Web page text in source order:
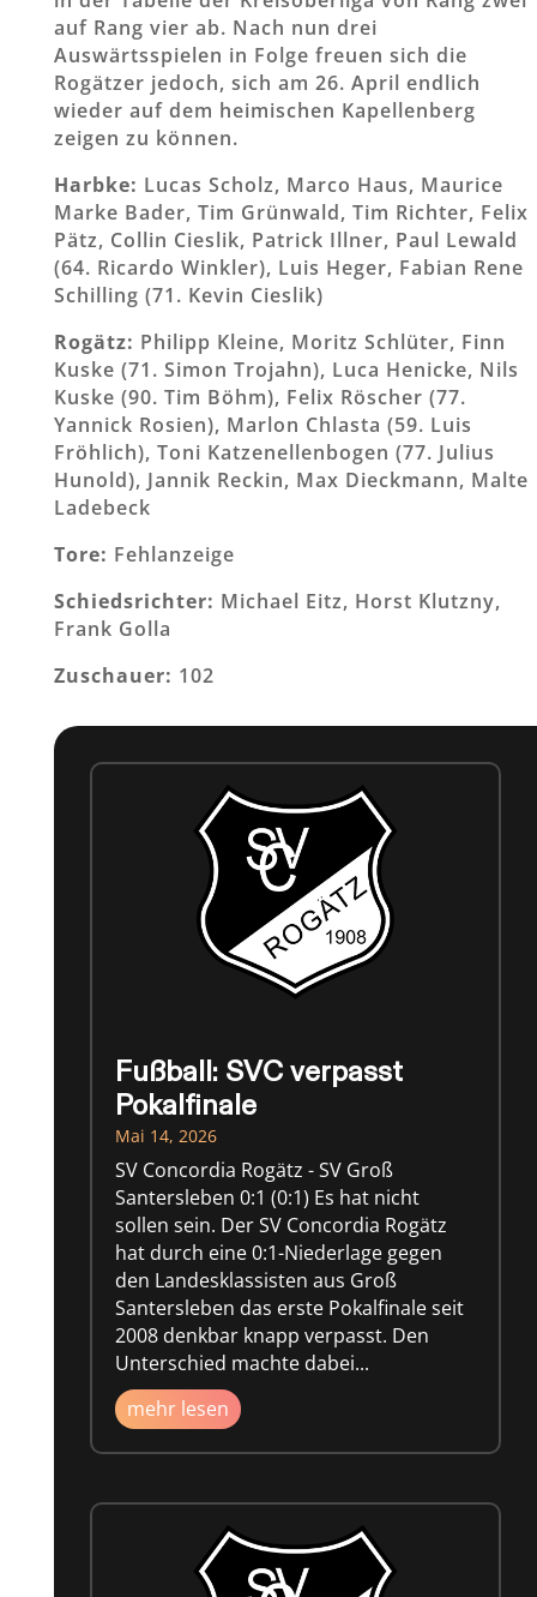
auf Rang vier ab. Nach nun drei
Auswärtsspielen in Folge freuen sich die
Rogätzer jedoch, sich am 26. April endlich
wieder auf dem heimischen Kapellenberg
zeigen zu können.
Harbke: Lucas Scholz, Marco Haus, Maurice
Marke Bader, Tim Grünwald, Tim Richter, Felix
Pätz, Collin Cieslik, Patrick Illner, Paul Lewald
(64. Ricardo Winkler), Luis Heger, Fabian Rene
Schilling (71. Kevin Cieslik)
Rogätz: Philipp Kleine, Moritz Schlüter, Finn
Kuske (71. Simon Trojahn), Luca Henicke, Nils
Kuske (90. Tim Böhm), Felix Röscher (77.
Yannick Rosien), Marlon Chlasta (59. Luis
Fröhlich), Toni Katzenellenbogen (77. Julius
Hunold), Jannik Reckin, Max Dieckmann, Malte
Ladebeck
Tore: Fehlanzeige
Schiedsrichter: Michael Eitz, Horst Klutzny,
Frank Golla
Zuschauer: 102
Fußball: SVC verpasst
Pokalfinale
Mai 14, 2026
SV Concordia Rogätz - SV Groß
Santersleben 0:1 (0:1) Es hat nicht
sollen sein. Der SV Concordia Rogätz
hat durch eine 0:1-Niederlage gegen
den Landesklassisten aus Groß
Santersleben das erste Pokalfinale seit
2008 denkbar knapp verpasst. Den
Unterschied machte dabei...
mehr lesen